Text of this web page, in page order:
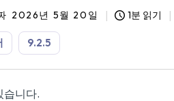
2026년 5월 20일 1분 읽기
9.2.5
습니다.